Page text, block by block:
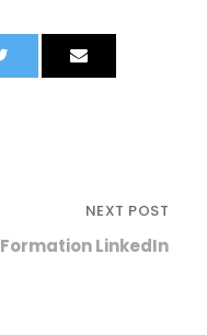
NEXT POST
Formation LinkedIn